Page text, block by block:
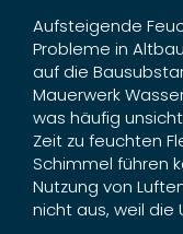
Aufsteigende
Probleme in
auf die
Mauerwerk
was häufig
Zeit zu feuchten
Schimmel führen
Nutzung von
nicht aus, weil die